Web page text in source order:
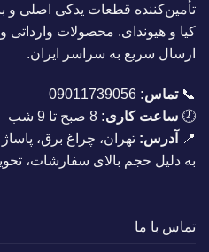
تأمین‌کننده قطعات یدکی اصلی و
کیا و هیوندای. محصولات
ارسال سریع به سراسر ایران.
📞تماس: 09011739056
🕗 ساعت کاری:
📍
آدرس: تهران، چراغ برق،
به دلیل حجم بالای سفارشات،
تماس با ما